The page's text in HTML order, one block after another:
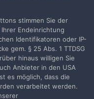
stimmen Sie der
Endeinrichtung
Identifikatoren oder IP-
gem. § 25 Abs. 1 TTDSG
hinaus willigen Sie
Anbieter in den USA
es möglich, dass die
verarbeitet werden.